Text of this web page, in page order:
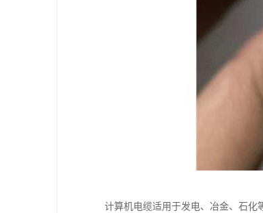
计算机电缆适用于发电、冶金、石化